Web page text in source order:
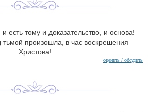
есть тому и доказательство, и основа!
тьмой произошла, в час воскрешения
Христова!
оценить / обсудить